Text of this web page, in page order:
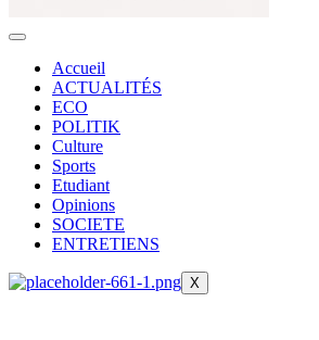
Accueil
ACTUALITÉS
ECO
POLITIK
Culture
Sports
Etudiant
Opinions
SOCIETE
ENTRETIENS
X